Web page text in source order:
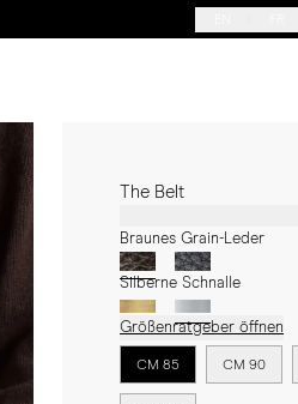
The Belt
Braunes Grain-Leder
Silberne Schnalle
Größenratgeber öffnen
CM 85 CM 90